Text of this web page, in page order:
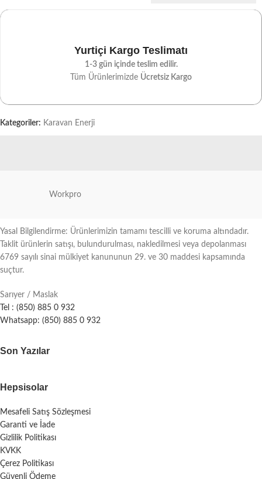
Yurtiçi Kargo Teslimatı
1-3 gün içinde teslim edilir.
Tüm Ürünlerimizde Ücretsiz Kargo
Kategoriler: Karavan Enerji
Workpro
Yasal Bilgilendirme: Ürünlerimizin tamamı tescilli ve koruma altındadır.
Taklit ürünlerin satışı, bulundurulması, nakledilmesi veya depolanması
6769 sayılı sinai mülkiyet kanununun 29. ve 30 maddesi kapsamında
suçtur.
Sarıyer / Maslak
Tel : (850) 885 0 932
Whatsapp: (850) 885 0 932
Son Yazılar
Hepsisolar
Mesafeli Satış Sözleşmesi
Garanti ve İade
Gizlilik Politikası
KVKK
Çerez Politikası
Güvenli Ödeme